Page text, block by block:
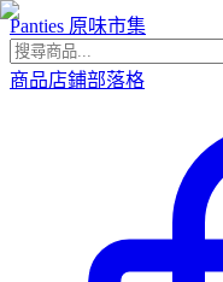
Panties 原味市集
商品店鋪部落格